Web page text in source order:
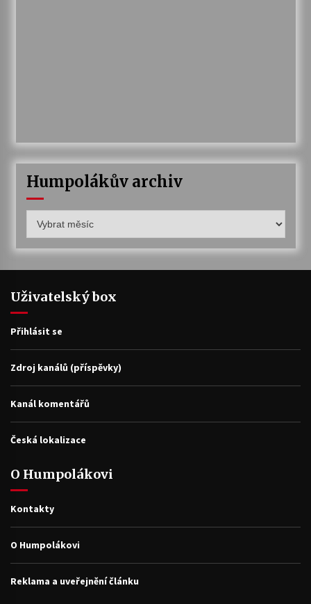
Humpolákův archiv
archiv
Uživatelský box
Přihlásit se
Zdroj kanálů (příspěvky)
Kanál komentářů
Česká lokalizace
O Humpolákovi
Kontakty
O Humpolákovi
Reklama a uveřejnění článku